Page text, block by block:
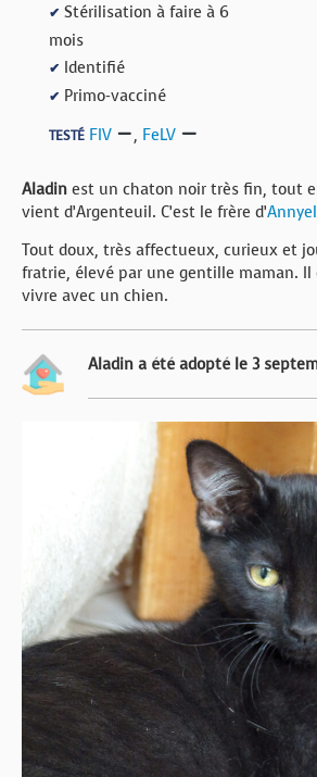
✔ Stérilisation à faire à 6
mois
✔ Identifié
✔ Primo-vacciné
TESTÉ FIV , FeLV
Aladin est un chaton noir très fin, tout
vient d’Argenteuil. C’est le frère d’
Tout doux, très affectueux, curieux et
fratrie, élevé par une gentille maman.
vivre avec un chien.
Aladin a été adopté le 3